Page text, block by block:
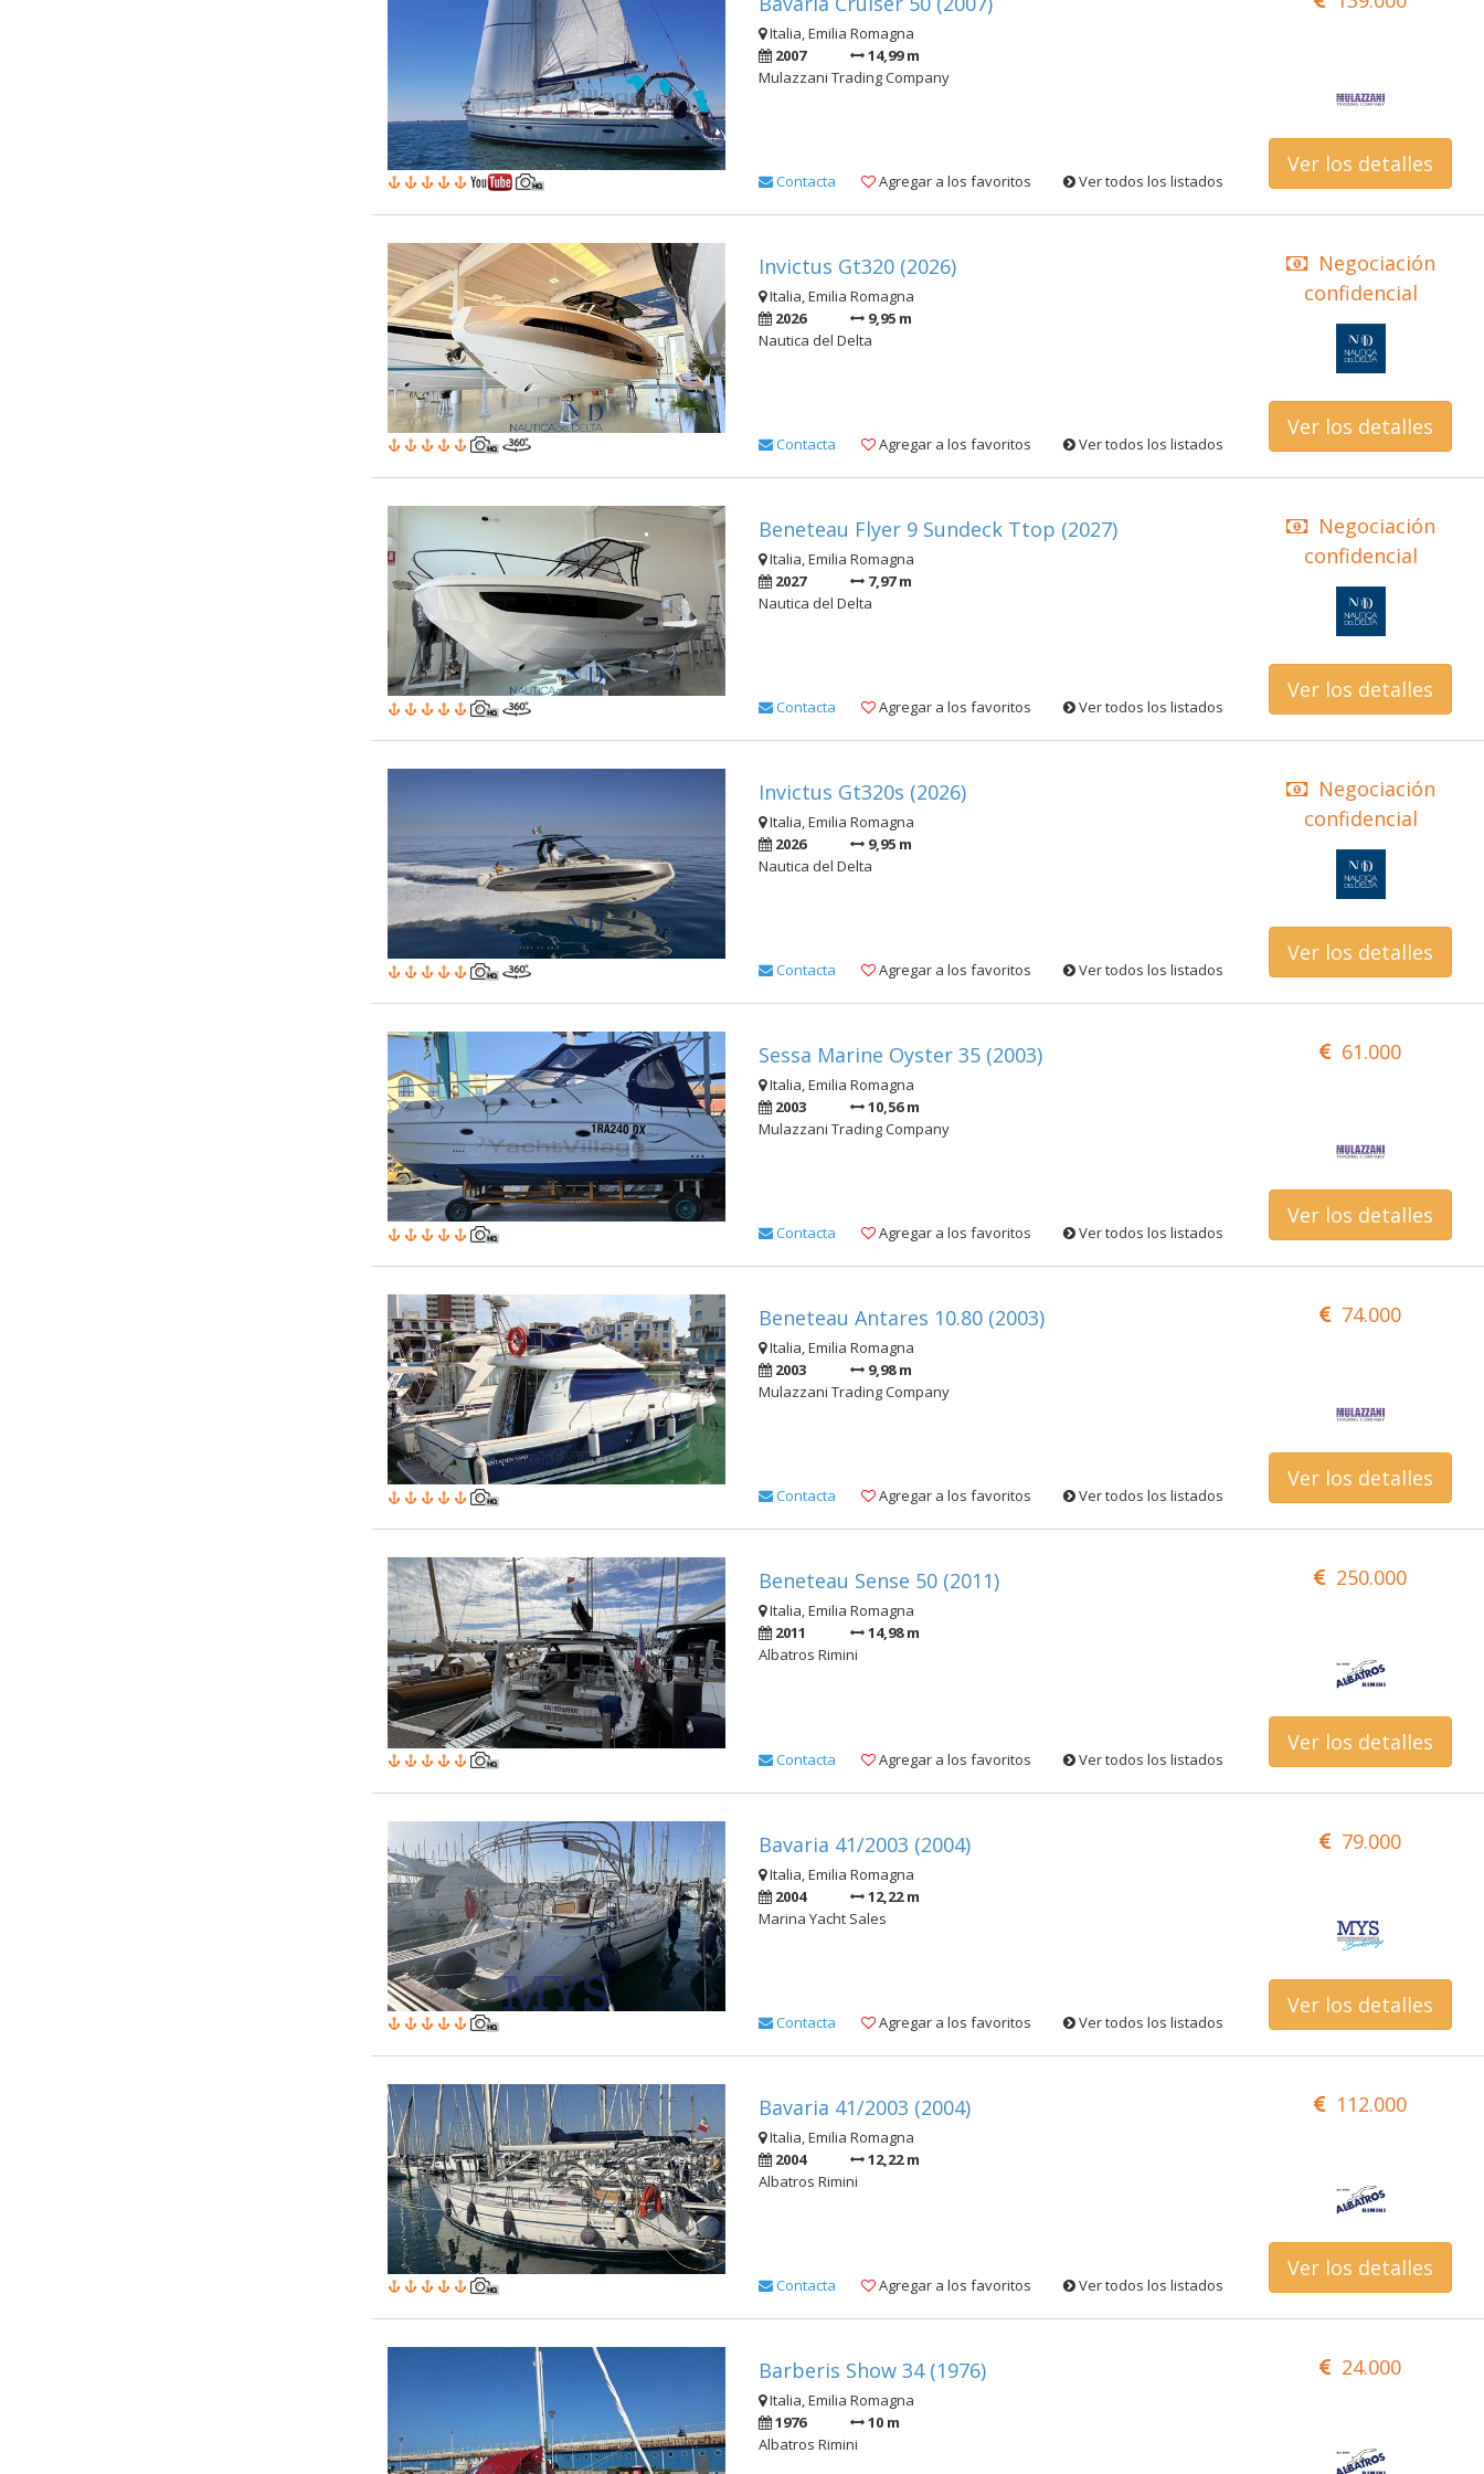
Italia, Emilia Romagna
2007
14,99 m
Mulazzani Trading Company
Contacta Agregar a los favoritos Ver todos los listados
Ver los detalles
Invictus Gt320 (2026)
Negociación
confidencial
Italia, Emilia Romagna
2026
9,95 m
Nautica del Delta
Contacta Agregar a los favoritos Ver todos los listados
Ver los detalles
Beneteau Flyer 9 Sundeck Ttop (2027)
Negociación
confidencial
Italia, Emilia Romagna
2027
7,97 m
Nautica del Delta
Contacta Agregar a los favoritos Ver todos los listados
Ver los detalles
Invictus Gt320s (2026)
Negociación
confidencial
Italia, Emilia Romagna
2026
9,95 m
Nautica del Delta
Contacta Agregar a los favoritos Ver todos los listados
Ver los detalles
Sessa Marine Oyster 35 (2003) 61.000
Italia, Emilia Romagna
2003
10,56 m
Mulazzani Trading Company
Contacta Agregar a los favoritos Ver todos los listados
Ver los detalles
Beneteau Antares 10.80 (2003) 74.000
Italia, Emilia Romagna
2003
9,98 m
Mulazzani Trading Company
Contacta Agregar a los favoritos Ver todos los listados
Ver los detalles
Beneteau Sense 50 (2011) 250.000
Italia, Emilia Romagna
2011
14,98 m
Albatros Rimini
Contacta Agregar a los favoritos Ver todos los listados
Ver los detalles
Bavaria 41/2003 (2004) 79.000
Italia, Emilia Romagna
2004
12,22 m
Marina Yacht Sales
Contacta Agregar a los favoritos Ver todos los listados
Ver los detalles
Bavaria 41/2003 (2004) 112.000
Italia, Emilia Romagna
2004
12,22 m
Albatros Rimini
Contacta Agregar a los favoritos Ver todos los listados
Ver los detalles
Barberis Show 34 (1976) 24.000
Italia, Emilia Romagna
1976
10 m
Albatros Rimini